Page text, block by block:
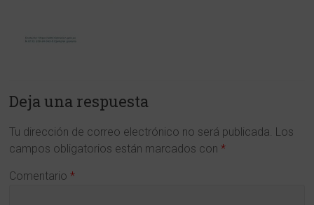
en
de
la
Región
de
Deja una respuesta
Tu dirección de correo electrónico no será publicada. Los
campos obligatorios están marcados con*
Comentario*